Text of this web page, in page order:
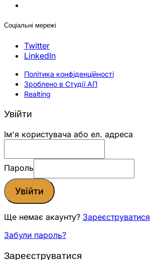
Соціальні мережі
Twitter
LinkedIn
Політика конфіденційності
Зроблено в Студії АП
Realting
Увійти
Ім'я користувача або ел. адреса
Пароль
Увійти
Ще немає акаунту? Зареєструватися
Забули пароль?
Зареєструватися